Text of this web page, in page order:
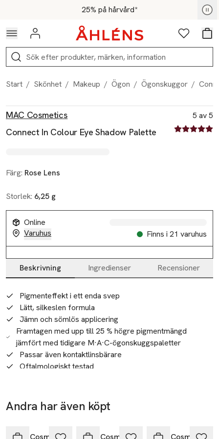
Hoppa till navigationsmenyn25% på hårvård*
För medlemmar - Shoppa nu
Logga in Favoriter
Sök
Start / Skönhet / Makeup / Ögon / Ögonskuggor /
MAC Cosmetics
Connect In Colour Eye Shadow Palette
5 av 5
5 av fem
Färg: Rose Lens
Storlek: 6,25 g
Online
Varuhus
Finns i 21 varuhus
Beskrivning Ingredienser Recensioner
Beskrivning
Pigmenteffekt i ett enda svep
Lätt, silkeslen formula
Jämn och sömlös applicering
Framtagen med upp till 25 % högre pigmentmängd
jämfört med tidigare M·A·C-ögonskuggspaletter
Passar även kontaktlinsbärare
Oftalmologiskt testad
Våt för intensiv färg som inte sätter sig i veck eller flyter
ut
Användning
Andra har även köpt